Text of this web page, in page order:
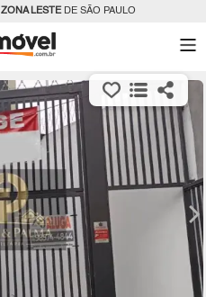
ZONA LESTEDE SÃO PAULO